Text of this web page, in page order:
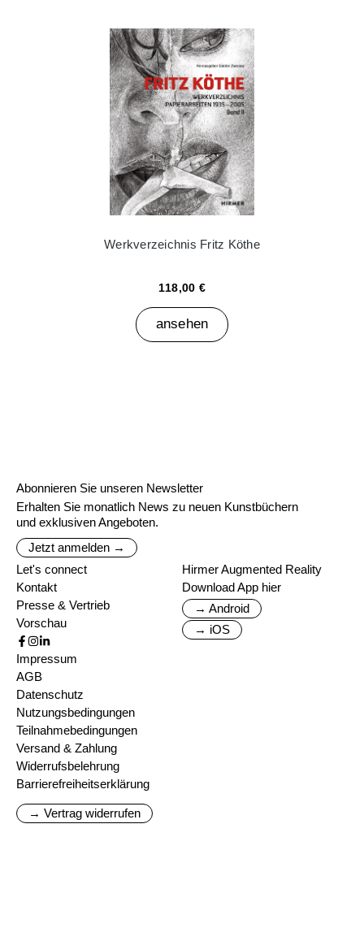
Werkverzeichnis Fritz Köthe
118,00 €
ansehen
Abonnieren Sie unseren Newsletter
Erhalten Sie monatlich News zu neuen Kunstbüchern
und exklusiven Angeboten.
Jetzt anmelden →
Let's connect
Kontakt
Presse & Vertrieb
Vorschau
Hirmer Augmented Reality
Download App hier
→ Android
→ iOS
Impressum
AGB
Datenschutz
Nutzungsbedingungen
Teilnahmebedingungen
Versand & Zahlung
Widerrufsbelehrung
Barrierefreiheitserklärung
→ Vertrag widerrufen